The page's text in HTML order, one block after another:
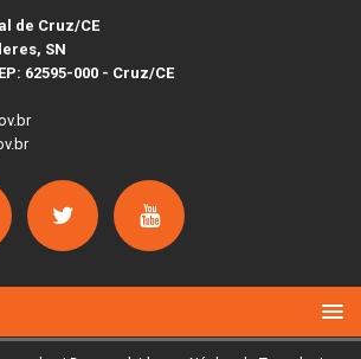
de Cruz/CE
SN
62595-000 - Cruz/CE